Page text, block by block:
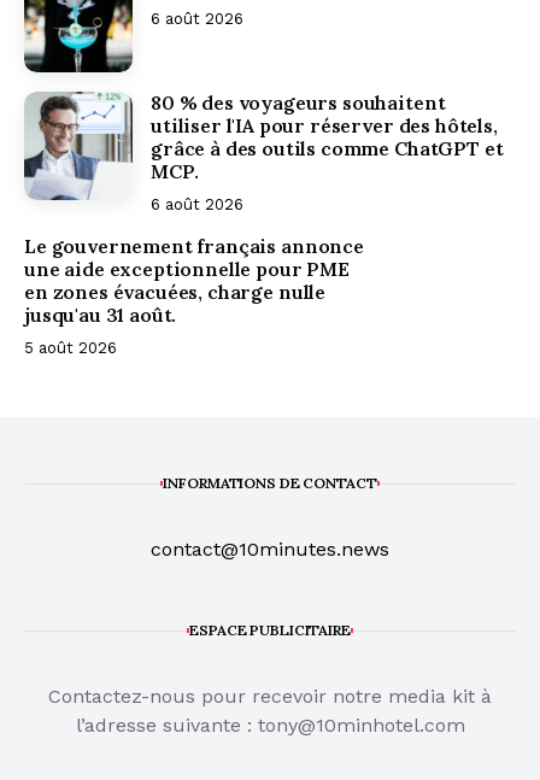
6 août 2026
80 % des voyageurs souhaitent
utiliser l'IA pour réserver des hôtels,
grâce à des outils comme ChatGPT et
MCP.
6 août 2026
Le gouvernement français annonce
une aide exceptionnelle pour PME
en zones évacuées, charge nulle
jusqu'au 31 août.
5 août 2026
INFORMATIONS DE CONTACT
contact@10minutes.news
ESPACE PUBLICITAIRE
Contactez-nous pour recevoir notre media kit à
l’adresse suivante : tony@10minhotel.com